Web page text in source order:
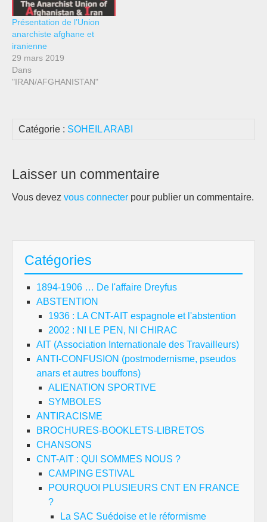
Présentation de l’Union
anarchiste afghane et
iranienne
29 mars 2019
Dans
"IRAN/AFGHANISTAN"
Catégorie : SOHEIL ARABI
Laisser un commentaire
Vous devez vous connecter pour publier un commentaire.
Catégories
1894-1906 … De l'affaire Dreyfus
ABSTENTION
1936 : LA CNT-AIT espagnole et l'abstention
2002 : NI LE PEN, NI CHIRAC
AIT (Association Internationale des Travailleurs)
ANTI-CONFUSION (postmodernisme, pseudos
anars et autres bouffons)
ALIENATION SPORTIVE
SYMBOLES
ANTIRACISME
BROCHURES-BOOKLETS-LIBRETOS
CHANSONS
CNT-AIT : QUI SOMMES NOUS ?
CAMPING ESTIVAL
POURQUOI PLUSIEURS CNT EN FRANCE
?
La SAC Suédoise et le réformisme